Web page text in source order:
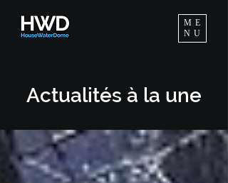
ME
NU
Actualités à la une